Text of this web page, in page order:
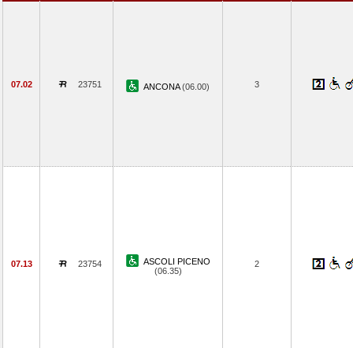
07.02 23751 ANCONA(06.00) 3
07.13 23754
ASCOLI PICENO
(06.35)
2